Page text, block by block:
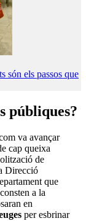
són els passos que
públiques?
va avançar
cap queixa
de
Direcció
que
a la
en
per esbrinar